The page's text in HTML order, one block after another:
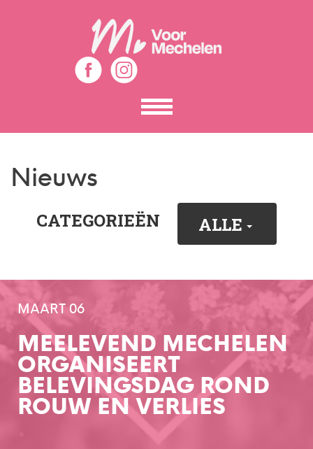
Toon
het
menu
Nieuws
CATEGORIEËN ALLE
MAART 06
MEELEVEND MECHELEN
ORGANISEERT
BELEVINGSDAG ROND
ROUW EN VERLIES